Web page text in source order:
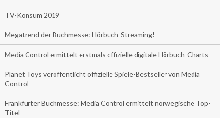
TV-Konsum 2019
Megatrend der Buchmesse: Hörbuch-Streaming!
Media Control ermittelt erstmals offizielle digitale Hörbuch-Charts
Planet Toys veröffentlicht offizielle Spiele-Bestseller von Media
Control
Frankfurter Buchmesse: Media Control ermittelt norwegische Top-
Titel